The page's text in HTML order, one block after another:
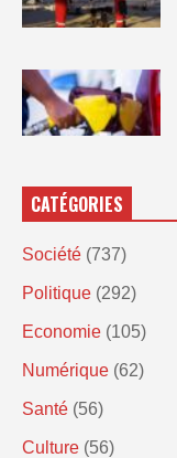
CATÉGORIES
Société (737)
Politique (292)
Economie (105)
Numérique (62)
Santé (56)
Culture (56)